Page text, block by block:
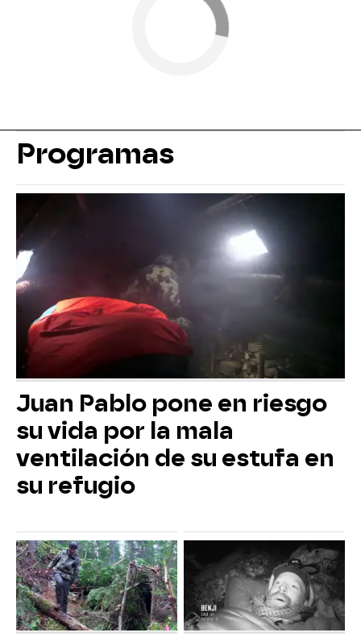
Programas
Juan Pablo pone en riesgo
su vida por la mala
ventilación de su estufa en
su refugio